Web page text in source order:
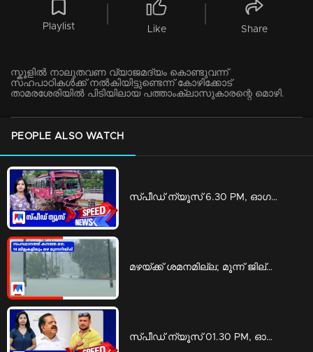
Playlist Like Share
സ്കൂളില്‍ നാലുതവണ വ്യാജമദ്യം കൊണ്ടുവന്ന്
സഹപാഠികള്‍ക്ക് നല്‍കിയിട്ടുണ്ടെന്ന് കോഴിക്കോട്
താമരശേരിയില്‍ പിടിയിലായ പത്താംക്ലാസുകാരന്റെ മൊഴി.
PEOPLE ALSO WATCH
സ്പീഡ് ന്യൂസ് 6.30 PM, ഓഗസ്റ്റ് 06, 2026 | Speed News
മഴയ്ക്ക് ശമനമില്ല; മൂന്ന് ജില്ലകളിൽ റെഡ് അലർട്ട് | Rain
സ്പീഡ് ന്യൂസ് 01.30 PM, ഓഗസ്റ്റ് 06, 2026 | Speed News